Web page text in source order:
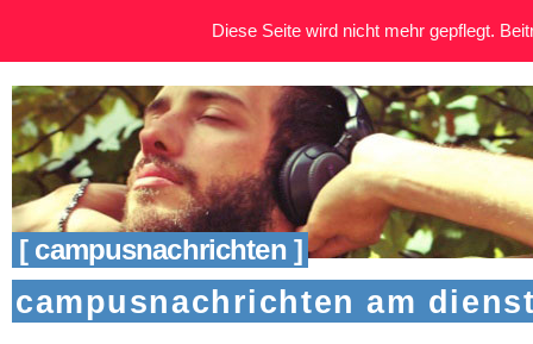
[ campusnachrichten ]
campusnachrichten am
Diese Seite wird nicht mehr gepflegt.